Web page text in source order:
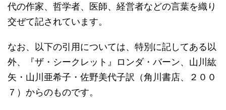
代の作家、哲学者、医師、経営者などの言葉を織り
交ぜて記されています。
なお、以下の引用については、特別に記してある以
外、『ザ・シークレット』ロンダ・バーン、山川紘
矢・山川亜希子・佐野美代子訳（角川書店、２００
７）からのものです。